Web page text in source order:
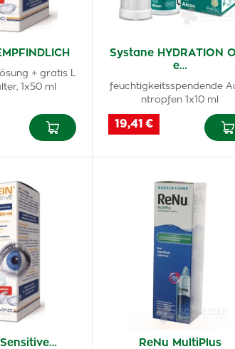
+ gratis L
1x50 ml
Systane HYDRATION
e…
feuchtigkeitsspendende
ntropfen 1x10 ml
19,41 €
ReNu MultiPlus